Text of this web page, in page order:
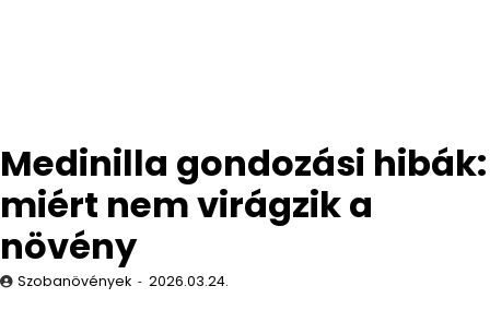
Medinilla gondozási hibák:
miért nem virágzik a
növény
Szobanövények 2026.03.24.